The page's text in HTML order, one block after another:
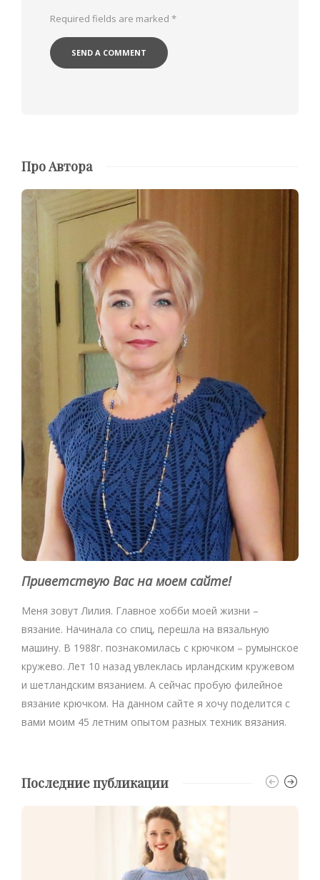
Required fields are marked *
Про Автора
Приветствую Вас на моем сайте!
Меня зовут Лилия. Главное хобби моей жизни –
вязание. Начинала со спиц, перешла на вязальную
машину. В 1988г. познакомилась с крючком – румынское
кружево. Лет 10 назад увлеклась ирландским кружевом
и шетландским вязанием. А сейчас пробую филейное
вязание крючком. На данном сайте я хочу поделится с
вами моим 45 летним опытом разных техник вязания.
Последние публикации